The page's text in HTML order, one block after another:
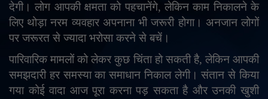
देगी। लोग आपकी क्षमता को पहचानेंगे,लेकिन काम निकालने के
लिए थोड़ा नरम व्यवहार अपनाना भी जरूरी होगा। अनजान लोगों
पर जरूरत से ज्यादा भरोसा करने से बचें।
पारिवारिक मामलों को लेकर कुछ चिंता हो सकती है, लेकिन आपकी
समझदारी हर समस्या का समाधान निकाल लेगी। संतान से किया
गया कोई वादा आज पूरा करना पड़ सकता है और उनकी खुशी